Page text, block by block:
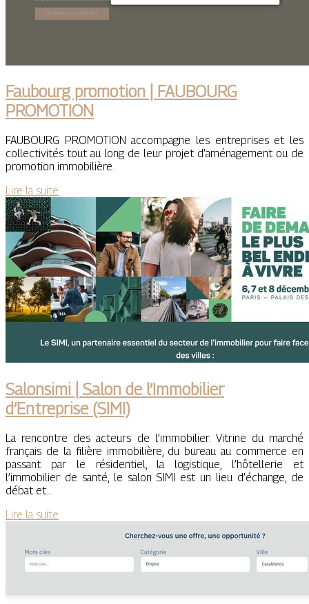
Faubourg promotion | FAUBOURG
PROMOTION
FAUBOURG PROMOTION accompagne les entreprises et les
collectivités tout au long de leur projet d’aménagement ou de
promotion immobilière.
Lire la suite
Salonsimi | Salon de l’Immobilier
d’Entreprise (SIMI)
La rencontre des acteurs de l’immobilier. Vitrine du marché
français de la filière immobilière, du bureau au commerce en
passant par le résidentiel, la logistique, l’hôtellerie et
l’immobilier de santé, le salon SIMI est un lieu d’échange, de
débat et…
Lire la suite